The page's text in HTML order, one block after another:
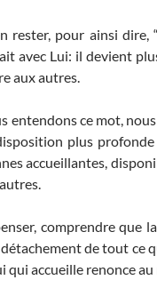
rester, pour ainsi dire,
avec Lui: il devient
aux autres.
entendons ce mot,
plus profonde
accueillantes,
comprendre que la
de tout ce
qui accueille renonce